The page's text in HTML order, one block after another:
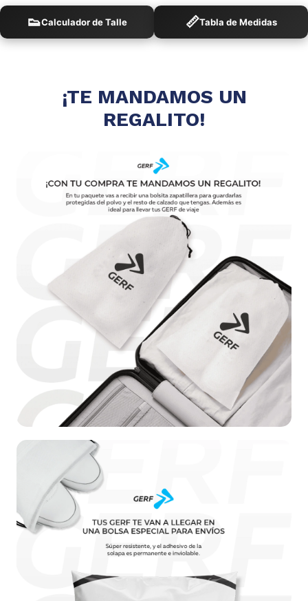
👟Calculador de Talle 📏Tabla de Medidas
¡TE MANDAMOS UN
REGALITO!